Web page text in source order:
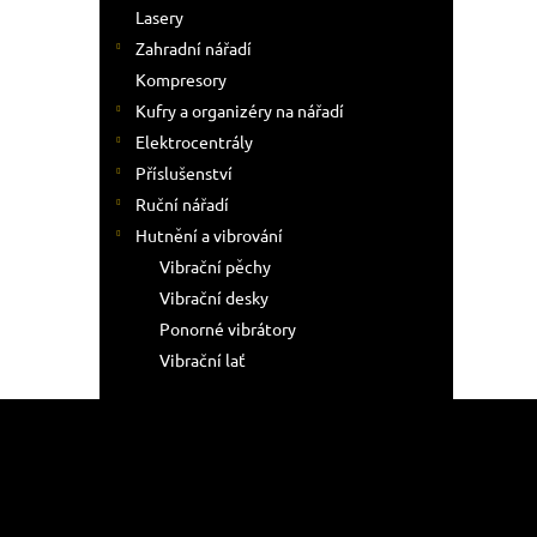
Lasery
Zahradní nářadí
Kompresory
Kufry a organizéry na nářadí
Elektrocentrály
Příslušenství
Ruční nářadí
Hutnění a vibrování
Vibrační pěchy
Vibrační desky
Ponorné vibrátory
Vibrační lať